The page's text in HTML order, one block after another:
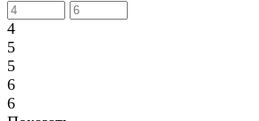
4
5
5
6
6